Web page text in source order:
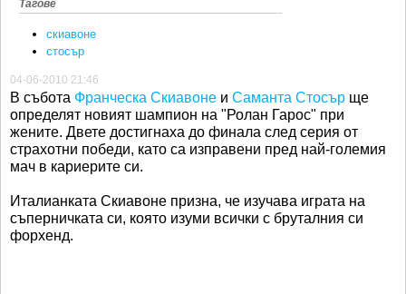
Тагове
скиавоне
стосър
04-06-2010 21:46
В събота Франческа Скиавоне и Саманта Стосър ще
определят новият шампион на "Ролан Гарос" при
жените. Двете достигнаха до финала след серия от
страхотни победи, като са изправени пред най-големия
мач в кариерите си.
Италианката Скиавоне призна, че изучава играта на
съперничката си, която изуми всички с бруталния си
форхенд.